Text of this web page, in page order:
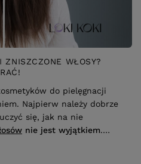
WŁOSY?
do pielęgnacji
Najpierw należy dobrze
się, jak na nie
nie jest wyjątkiem.